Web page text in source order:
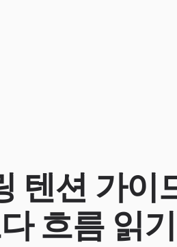
텐션 가이
흐름 읽기